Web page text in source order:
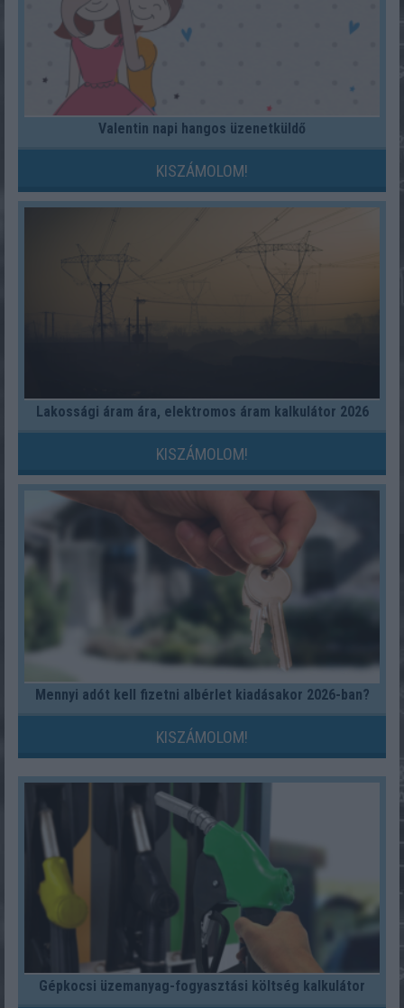
Valentin napi hangos üzenetküldő
KISZÁMOLOM!
Lakossági áram ára, elektromos áram kalkulátor 2026
KISZÁMOLOM!
Mennyi adót kell fizetni albérlet kiadásakor 2026-ban?
KISZÁMOLOM!
Gépkocsi üzemanyag-fogyasztási költség kalkulátor